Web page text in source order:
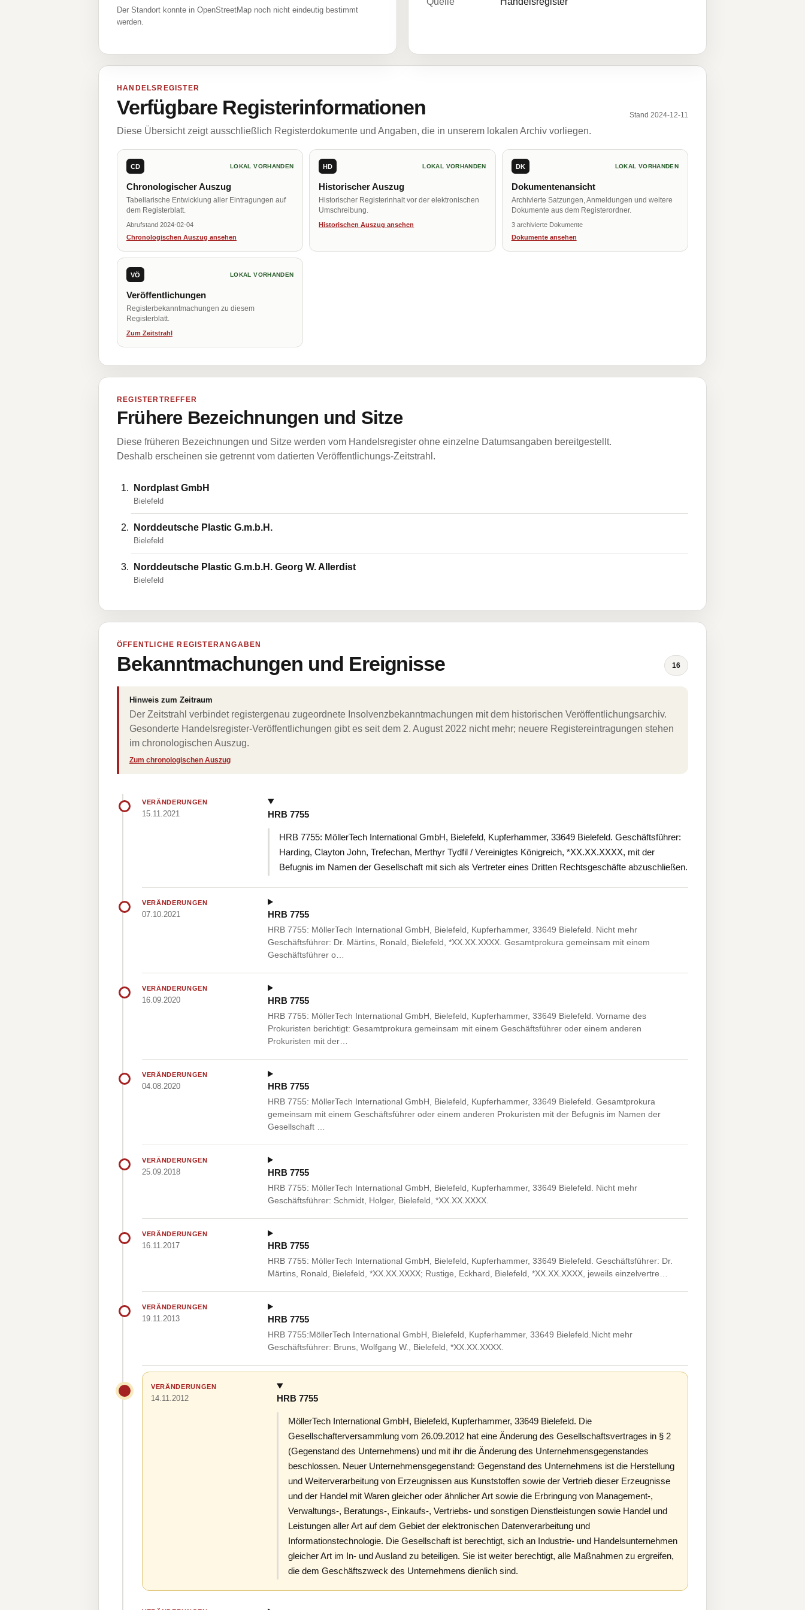
Der Standort konnte in OpenStreetMap noch nicht eindeutig bestimmt
werden.
HANDELSREGISTER
Verfügbare Registerinformationen Stand 2024-12-11
Diese Übersicht zeigt ausschließlich Registerdokumente und Angaben, die in unserem lokalen Archiv vorliegen.
CD LOKAL VORHANDEN
Chronologischer Auszug
Tabellarische Entwicklung aller Eintragungen auf
dem Registerblatt.
Abrufstand 2024-02-04
Chronologischen Auszug ansehen
HD LOKAL VORHANDEN
Historischer Auszug
Historischer Registerinhalt vor der elektronischen
Umschreibung.
Historischen Auszug ansehen
DK LOKAL VORHANDEN
Dokumentenansicht
Archivierte Satzungen, Anmeldungen und weitere
Dokumente aus dem Registerordner.
3 archivierte Dokumente
Dokumente ansehen
VÖ LOKAL VORHANDEN
Veröffentlichungen
Registerbekanntmachungen zu diesem
Registerblatt.
Zum Zeitstrahl
REGISTERTREFFER
Frühere Bezeichnungen und Sitze
Diese früheren Bezeichnungen und Sitze werden vom Handelsregister ohne einzelne Datumsangaben bereitgestellt.
Deshalb erscheinen sie getrennt vom datierten Veröffentlichungs-Zeitstrahl.
Nordplast GmbH
Bielefeld
Norddeutsche Plastic G.m.b.H.
Bielefeld
Norddeutsche Plastic G.m.b.H. Georg W. Allerdist
Bielefeld
ÖFFENTLICHE REGISTERANGABEN
Bekanntmachungen und Ereignisse 16
Hinweis zum Zeitraum
Der Zeitstrahl verbindet registergenau zugeordnete Insolvenzbekanntmachungen mit dem historischen Veröffentlichungsarchiv.
Gesonderte Handelsregister-Veröffentlichungen gibt es seit dem 2. August 2022 nicht mehr; neuere Registereintragungen stehen
im chronologischen Auszug.
Zum chronologischen Auszug
VERÄNDERUNGEN
15.11.2021 HRB 7755
HRB 7755: MöllerTech International GmbH, Bielefeld, Kupferhammer, 33649 Bielefeld. Geschäftsführer:
Harding, Clayton John, Trefechan, Merthyr Tydfil / Vereinigtes Königreich, *XX.XX.XXXX, mit der
Befugnis im Namen der Gesellschaft mit sich als Vertreter eines Dritten Rechtsgeschäfte abzuschließen.
VERÄNDERUNGEN
07.10.2021 HRB 7755
HRB 7755: MöllerTech International GmbH, Bielefeld, Kupferhammer, 33649 Bielefeld. Nicht mehr
Geschäftsführer: Dr. Märtins, Ronald, Bielefeld, *XX.XX.XXXX. Gesamtprokura gemeinsam mit einem
Geschäftsführer o…
VERÄNDERUNGEN
16.09.2020 HRB 7755
HRB 7755: MöllerTech International GmbH, Bielefeld, Kupferhammer, 33649 Bielefeld. Vorname des
Prokuristen berichtigt: Gesamtprokura gemeinsam mit einem Geschäftsführer oder einem anderen
Prokuristen mit der…
VERÄNDERUNGEN
04.08.2020 HRB 7755
HRB 7755: MöllerTech International GmbH, Bielefeld, Kupferhammer, 33649 Bielefeld. Gesamtprokura
gemeinsam mit einem Geschäftsführer oder einem anderen Prokuristen mit der Befugnis im Namen der
Gesellschaft …
VERÄNDERUNGEN
25.09.2018 HRB 7755
HRB 7755: MöllerTech International GmbH, Bielefeld, Kupferhammer, 33649 Bielefeld. Nicht mehr
Geschäftsführer: Schmidt, Holger, Bielefeld, *XX.XX.XXXX.
VERÄNDERUNGEN
16.11.2017 HRB 7755
HRB 7755: MöllerTech International GmbH, Bielefeld, Kupferhammer, 33649 Bielefeld. Geschäftsführer: Dr.
Märtins, Ronald, Bielefeld, *XX.XX.XXXX; Rustige, Eckhard, Bielefeld, *XX.XX.XXXX, jeweils einzelvertre…
VERÄNDERUNGEN
19.11.2013 HRB 7755
HRB 7755:MöllerTech International GmbH, Bielefeld, Kupferhammer, 33649 Bielefeld.Nicht mehr
Geschäftsführer: Bruns, Wolfgang W., Bielefeld, *XX.XX.XXXX.
VERÄNDERUNGEN
14.11.2012 HRB 7755
MöllerTech International GmbH, Bielefeld, Kupferhammer, 33649 Bielefeld. Die
Gesellschafterversammlung vom 26.09.2012 hat eine Änderung des Gesellschaftsvertrages in § 2
(Gegenstand des Unternehmens) und mit ihr die Änderung des Unternehmensgegenstandes
beschlossen. Neuer Unternehmensgegenstand: Gegenstand des Unternehmens ist die Herstellung
und Weiterverarbeitung von Erzeugnissen aus Kunststoffen sowie der Vertrieb dieser Erzeugnisse
und der Handel mit Waren gleicher oder ähnlicher Art sowie die Erbringung von Management-,
Verwaltungs-, Beratungs-, Einkaufs-, Vertriebs- und sonstigen Dienstleistungen sowie Handel und
Leistungen aller Art auf dem Gebiet der elektronischen Datenverarbeitung und
Informationstechnologie. Die Gesellschaft ist berechtigt, sich an Industrie- und Handelsunternehmen
gleicher Art im In- und Ausland zu beteiligen. Sie ist weiter berechtigt, alle Maßnahmen zu ergreifen,
die dem Geschäftszweck des Unternehmens dienlich sind.